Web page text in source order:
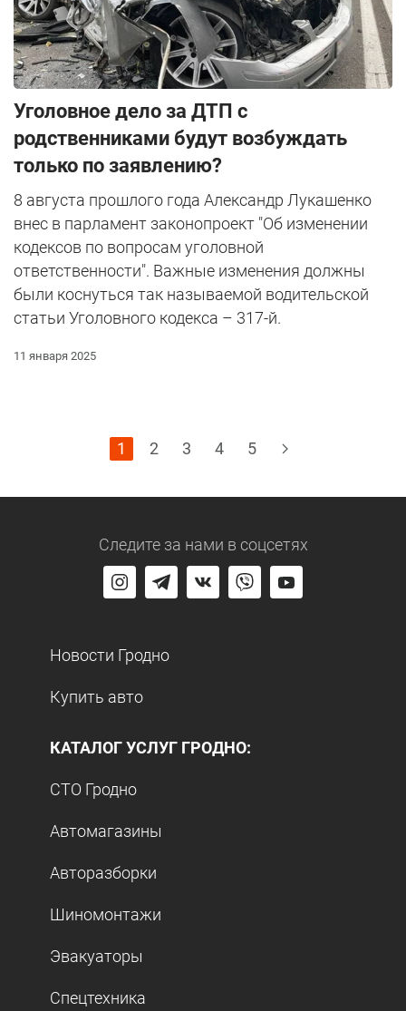
Уголовное дело за ДТП с
родственниками будут возбуждать
только по заявлению?
8 августа прошлого года Александр Лукашенко
внес в парламент законопроект "Об изменении
кодексов по вопросам уголовной
ответственности". Важные изменения должны
были коснуться так называемой водительской
статьи Уголовного кодекса – 317-й.
11 января 2025
1 2 3 4 5
Следите за нами в соцсетях
Новости Гродно
Купить авто
КАТАЛОГ УСЛУГ ГРОДНО:
СТО Гродно
Автомагазины
Авторазборки
Шиномонтажи
Эвакуаторы
Спецтехника